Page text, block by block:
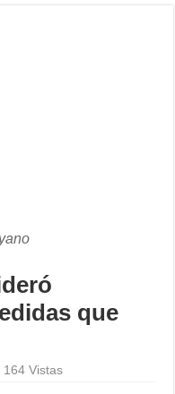
que
164 Vistas